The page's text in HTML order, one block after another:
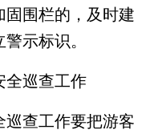
围栏的，及时建
示标识。
巡查工作
查工作要把游客